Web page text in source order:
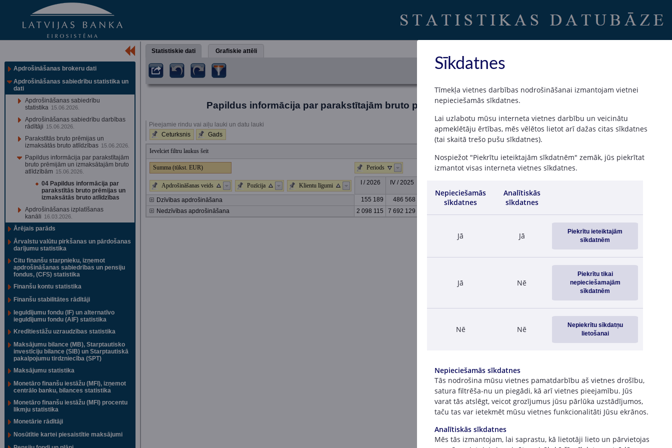
Apdrošināšanas brokeru dati
Apdrošināšanas sabiedrību statistika un
dati
Apdrošināšanas sabiedrību
statistika 15.06.2026.
Apdrošināšanas sabiedrību darbības
rādītāji 15.06.2026.
Parakstītās bruto prēmijas un
izmaksātās bruto atlīdzības 15.06.2026.
Papildus informācija par parakstītajām
bruto prēmijām un izmaksātajām bruto
atlīdzībām 15.06.2026.
04 Papildus informācija par
parakstītās bruto prēmijas un
izmaksātās bruto atlīdzības
Apdrošināšanas izplatīšanas
kanāli 16.03.2026.
Ārējais parāds
Ārvalstu valūtu pirkšanas un pārdošanas
darījumu statistika
Citu finanšu starpnieku, izņemot
apdrošināšanas sabiedrības un pensiju
fondus, (CFS) statistika
Finanšu kontu statistika
Finanšu stabilitātes rādītāji
Ieguldījumu fondu (IF) un alternatīvo
ieguldījumu fondu (AIF) statistika
Kredītiestāžu uzraudzības statistika
Maksājumu bilance (MB), Starptautisko
investīciju bilance (SIB) un Starptautiskā
pakalpojumu tirdzniecība (SPT)
Maksājumu statistika
Monetāro finanšu iestāžu (MFI), izņemot
centrālo banku, bilances statistika
Monetāro finanšu iestāžu (MFI) procentu
likmju statistika
Monetārie rādītāji
Nosūtītie kartei piesaistītie maksājumi
Statistiskie dati Grafiskie attēli
Papildus informācija par parakstītajām bruto prēmijām un izmaksātajām bruto atlīdzībām
Pieejamie rindu vai aiļu lauki un datu lauki
Ceturksnis
Gads
Ievelciet filtru laukus šeit
Summa (tūkst. EUR) Periods
Apdrošināšanas veids Pozīcija Klientu līgumi I / 2026 IV / 2025
Dzīvības apdrošināšana 155 189 486 568 345 829 228 402 113 303 456 256
Nedzīvības apdrošināšana
2 098 115 7 692 129
Sīkdatnes
Tīmekļa vietnes darbības nodrošināšanai izmantojam vietnei
nepieciešamās sīkdatnes.
Lai uzlabotu mūsu interneta vietnes darbību un veicinātu
apmeklētāju ērtības, mēs vēlētos lietot arī dažas citas sīkdatnes
(tai skaitā trešo pušu sīkdatnes).
Nospiežot "Piekrītu ieteiktajām sīkdatnēm" zemāk, jūs piekrītat
izmantot visas interneta vietnes sīkdatnes.
Nepieciešamās
sīkdatnes
Analītiskās
sīkdatnes
Jā Jā
Piekrītu ieteiktajām
sīkdatnēm
Jā Nē
Piekrītu tikai
nepieciešamajām
sīkdatnēm
Nē Nē
Nepiekrītu sīkdatņu
lietošanai
Nepieciešamās sīkdatnes
Tās nodrošina mūsu vietnes pamatdarbību aš vietnes drošību,
satura filtrēša-nu un piegādi, kā arī vietnes pieejamību. Jūs
varat tās atslēgt, veicot grozījumus jūsu pārlūka uzstādījumos,
taču tas var ietekmēt mūsu vietnes funkcionalitāti Jūsu ekrānos.
Analītiskās sīkdatnes
Mēs tās izmantojam, lai saprastu, kā lietotāji lieto un pārvietojas